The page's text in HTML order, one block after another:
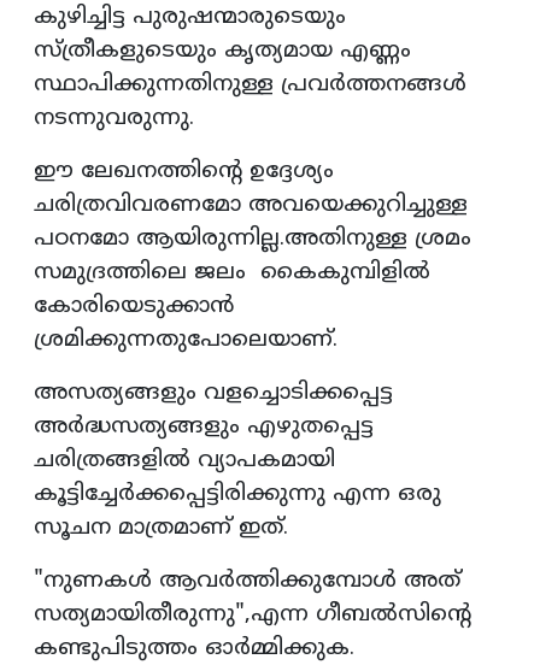
കുഴിച്ചിട്ട പുരുഷന്മാരുടെയും
സ്ത്രീകളുടെയും കൃത്യമായ എണ്ണം
സ്ഥാപിക്കുന്നതിനുള്ള പ്രവർത്തനങ്ങൾ
നടന്നുവരുന്നു.
ഈ ലേഖനത്തിൻ്റെ ഉദ്ദേശ്യം
ചരിത്രവിവരണമോ അവയെക്കുറിച്ചുള്ള
പഠനമോ ആയിരുന്നില്ല.അതിനുള്ള ശ്രമം
സമുദ്രത്തിലെ ജലം കൈകുമ്പിളിൽ
കോരിയെടുക്കാൻ
ശ്രമിക്കുന്നതുപോലെയാണ്.
അസത്യങ്ങളും വളച്ചൊടിക്കപ്പെട്ട
അർദ്ധസത്യങ്ങളും എഴുതപ്പെട്ട
ചരിത്രങ്ങളിൽ വ്യാപകമായി
കൂട്ടിച്ചേർക്കപ്പെട്ടിരിക്കുന്നു എന്ന ഒരു
സൂചന മാത്രമാണ് ഇത്.
"നുണകൾ ആവർത്തിക്കുമ്പോൾ അത്
സത്യമായിതീരുന്നു",എന്ന ഗീബൽസിൻ്റെ
കണ്ടുപിടുത്തം ഓർമ്മിക്കുക.